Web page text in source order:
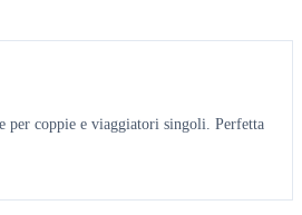
per coppie e viaggiatori singoli. Perfetta